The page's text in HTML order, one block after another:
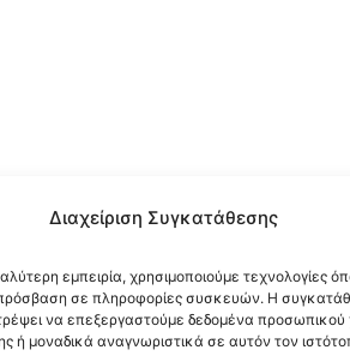
Διαχείριση Συγκατάθεσης
εμπειρία, χρησιμοποιούμε τεχνολογίες
σε πληροφορίες συσκευών. Η
να επεξεργαστούμε δεδομένα
ή μοναδικά αναγνωριστικά σε αυτόν τον